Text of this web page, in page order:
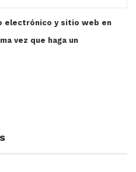
electrónico y sitio web en
vez que haga un